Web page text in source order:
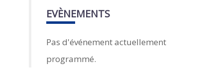
EVÈNEMENTS
Pas d'événement actuellement
programmé.